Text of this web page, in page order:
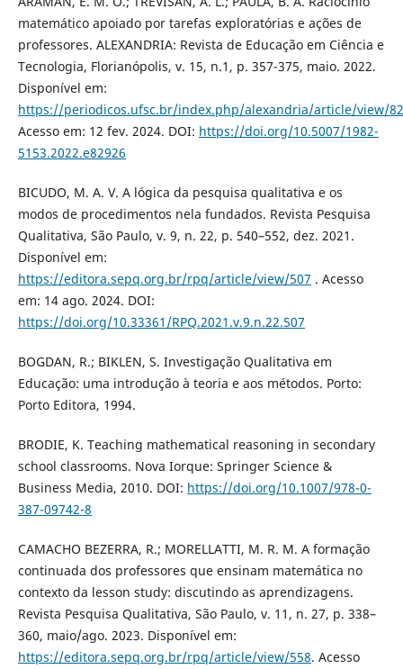
matemático apoiado por tarefas exploratórias e ações de
professores. ALEXANDRIA: Revista de Educação em Ciência e
Tecnologia, Florianópolis, v. 15, n.1, p. 357-375, maio. 2022.
Disponível em:
https://periodicos.ufsc.br/index.php/alexandria/article/view/
Acesso em: 12 fev. 2024. DOI: https://doi.org/10.5007/1982-
5153.2022.e82926
BICUDO, M. A. V. A lógica da pesquisa qualitativa e os
modos de procedimentos nela fundados. Revista Pesquisa
Qualitativa, São Paulo, v. 9, n. 22, p. 540–552, dez. 2021.
Disponível em:
https://editora.sepq.org.br/rpq/article/view/507 . Acesso
em: 14 ago. 2024. DOI:
https://doi.org/10.33361/RPQ.2021.v.9.n.22.507
BOGDAN, R.; BIKLEN, S. Investigação Qualitativa em
Educação: uma introdução à teoria e aos métodos. Porto:
Porto Editora, 1994.
BRODIE, K. Teaching mathematical reasoning in secondary
school classrooms. Nova Iorque: Springer Science &
Business Media, 2010. DOI: https://doi.org/10.1007/978-0-
387-09742-8
CAMACHO BEZERRA, R.; MORELLATTI, M. R. M. A formação
continuada dos professores que ensinam matemática no
contexto da lesson study: discutindo as aprendizagens.
Revista Pesquisa Qualitativa, São Paulo, v. 11, n. 27, p. 338–
360, maio/ago. 2023. Disponível em:
https://editora.sepq.org.br/rpq/article/view/558. Acesso